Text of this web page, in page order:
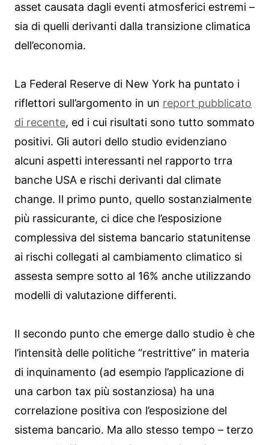
asset causata dagli eventi atmosferici estremi –
sia di quelli derivanti dalla transizione climatica
dell’economia.
La Federal Reserve di New York ha puntato i
riflettori sull’argomento in un report pubblicato
di recente, ed i cui risultati sono tutto sommato
positivi. Gli autori dello studio evidenziano
alcuni aspetti interessanti nel rapporto trra
banche USA e rischi derivanti dal climate
change. Il primo punto, quello sostanzialmente
più rassicurante, ci dice che l’esposizione
complessiva del sistema bancario statunitense
ai rischi collegati al cambiamento climatico si
assesta sempre sotto al 16% anche utilizzando
modelli di valutazione differenti.
Il secondo punto che emerge dallo studio è che
l’intensità delle politiche “restrittive” in materia
di inquinamento (ad esempio l’applicazione di
una carbon tax più sostanziosa) ha una
correlazione positiva con l’esposizione del
sistema bancario. Ma allo stesso tempo – terzo